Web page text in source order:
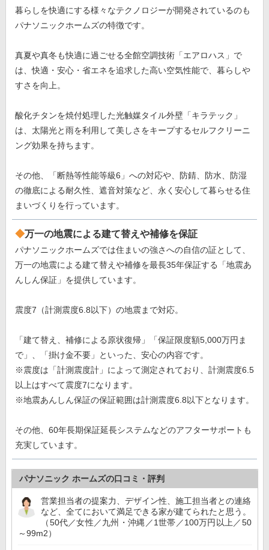
暮らしを快適にする様々なテクノロジーが開発されているのも
パナソニックホームズの特徴です。
真夏や真冬も快適に過ごせる全館空調技術「エアロハス」で
は、快適・安心・省エネを追求した高い空気性能で、暮らしや
すさを向上。
酸化チタンを焼付処理した光触媒タイル外壁「キラテック」
は、太陽光と雨を利用して美しさをキープするセルフクリーニ
ング効果を持ちます。
その他、「断熱等性能等級6」への対応や、防錆、防水、防湿
の徹底による耐久性、遮音対策など、永く安心して暮らせる住
まいづくりを行っています。
万一の地震による建て替えや補修を保証
パナソニックホームズでは住まいの強さへの自信の証として、
万一の地震による建て替えや補修を最長35年保証する「地震あ
んしん保証」を提供しています。
震度7（計測震度6.8以下）の地震まで対応。
「建て替え、補修による原状復帰」「保証限度額5,000万円ま
で」、「掛け金不要」といった、安心の内容です。
※震度は「計測震度計」によって測定されており、計測震度6.5
以上はすべて震度7になります。
※地震あんしん保証の保証範囲は計測震度6.8以下となります。
その他、60年長期保証延長システムなどのアフターサポートも
充実しています。
パナソニック ホームズの口コミ・評判
営業担当者の提案力、デザイン性、施工担当者との連絡
など、全てにおいて満足できる家が建てられたと思う。
（50代／女性／九州・沖縄／1世帯／100万円以上／50
～99m2）